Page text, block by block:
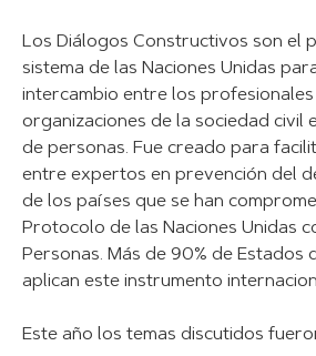
Los Diálogos Constructivos son el
sistema de las Naciones Unidas
intercambio entre los
organizaciones de la sociedad civil
de personas. Fue creado para
entre expertos en prevención del
de los países que se han
Protocolo de las Naciones Unidas
Personas. Más de 90% de Estados
aplican este instrumento
Este año los temas discutidos